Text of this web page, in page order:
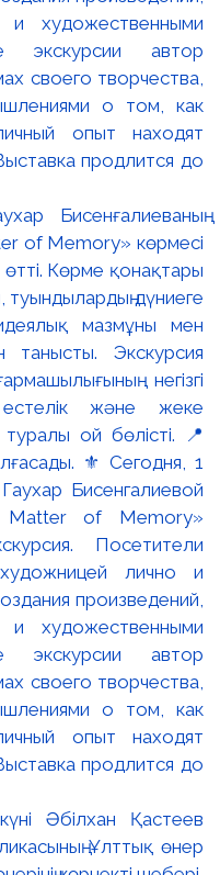
Бисенғалиеваның
of Memory» көрмесі
Көрме қонақтары
туындылардың дүниеге
мазмұны мен
танысты. Экскурсия
негізгі
және жеке
туралы ой бөлісті. 📍
⚜️ Сегодня, 1
Бисенгалиевой
of Memory»
Посетители
лично и
произведений,
художественными
экскурсии автор
своего творчества,
о том, как
опыт находят
продлится до